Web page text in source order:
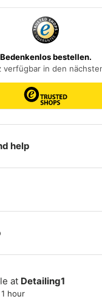
help
at Detailing1
hour